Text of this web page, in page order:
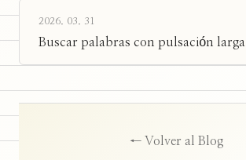
2026. 03. 31
Buscar palabras con pulsación larga
← Volver al Blog